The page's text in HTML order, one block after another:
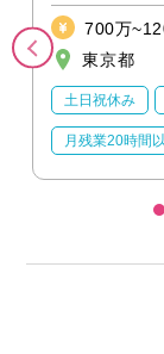
700万
東京都
土日祝休み
月残業20時間